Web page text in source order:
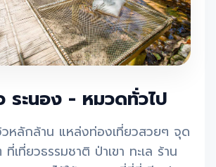
ระนอง - หมวดทั่วไป
หลักล้าน แหล่งท่องเที่ยวสวยๆ จุด
เที่ยวธรรมชาติ ป่าเขา ทะเล ร้าน